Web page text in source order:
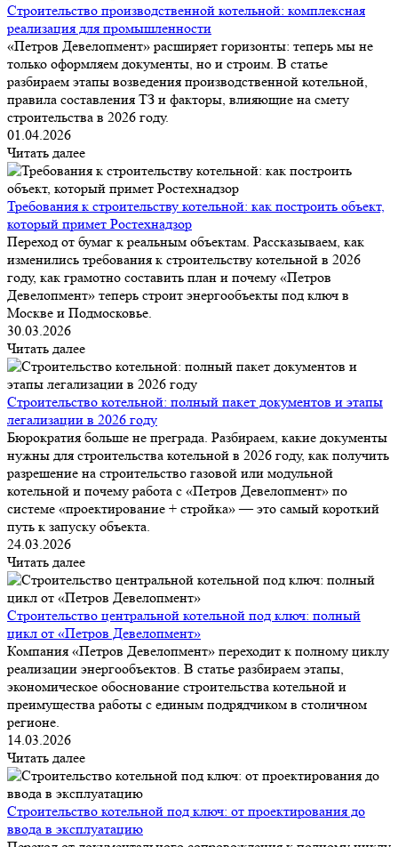
Строительство производственной котельной: комплексная
реализация для промышленности
«Петров Девелопмент» расширяет горизонты: теперь мы не
только оформляем документы, но и строим. В статье
разбираем этапы возведения производственной котельной,
правила составления ТЗ и факторы, влияющие на смету
строительства в 2026 году.
01.04.2026
Читать далее
Требования к строительству котельной: как построить объект,
который примет Ростехнадзор
Переход от бумаг к реальным объектам. Рассказываем, как
изменились требования к строительству котельной в 2026
году, как грамотно составить план и почему «Петров
Девелопмент» теперь строит энергообъекты под ключ в
Москве и Подмосковье.
30.03.2026
Читать далее
Строительство котельной: полный пакет документов и этапы
легализации в 2026 году
Бюрократия больше не преграда. Разбираем, какие документы
нужны для строительства котельной в 2026 году, как получить
разрешение на строительство газовой или модульной
котельной и почему работа с «Петров Девелопмент» по
системе «проектирование + стройка» — это самый короткий
путь к запуску объекта.
24.03.2026
Читать далее
Строительство центральной котельной под ключ: полный
цикл от «Петров Девелопмент»
Компания «Петров Девелопмент» переходит к полному циклу
реализации энергообъектов. В статье разбираем этапы,
экономическое обоснование строительства котельной и
преимущества работы с единым подрядчиком в столичном
регионе.
14.03.2026
Читать далее
Строительство котельной под ключ: от проектирования до
ввода в эксплуатацию